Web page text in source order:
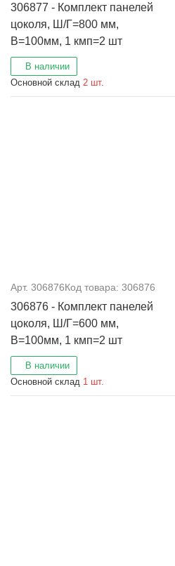
306877 - Комплект панелей
цоколя, Ш/Г=800 мм,
В=100мм, 1 кмп=2 шт
В наличии
Основной склад 2 шт.
Арт. 306876Код товара: 306876
306876 - Комплект панелей
цоколя, Ш/Г=600 мм,
В=100мм, 1 кмп=2 шт
В наличии
Основной склад 1 шт.